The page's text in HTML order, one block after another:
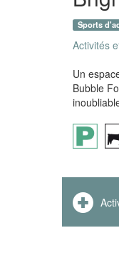
Sports
Activités
Un
Bubble